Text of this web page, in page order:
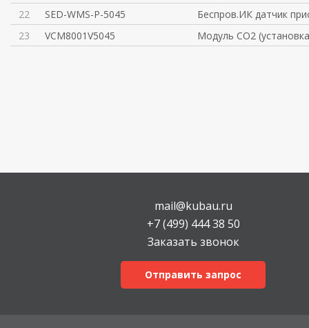
22
SED-WMS-P-5045
Беспров.ИК датчик
23
VCM8001V5045 Модуль CO2
mail@kubau.ru
+7 (499) 444 38 50
Заказать звонок
Отправить запрос